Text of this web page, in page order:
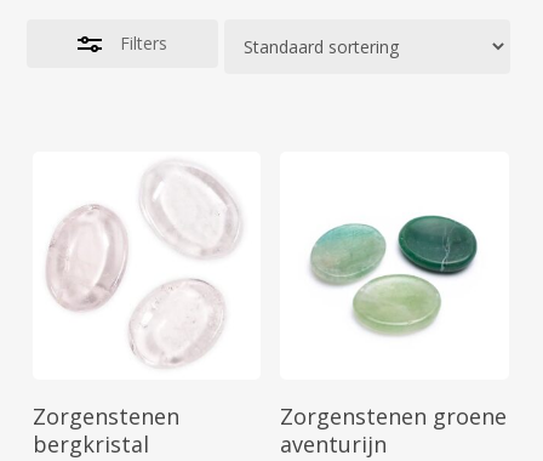
Filters
Toevoegen Aan
Winkelwagen
Zorgenstenen
bergkristal
Toevoegen Aan
Winkelwagen
Zorgenstenen groene
aventurijn